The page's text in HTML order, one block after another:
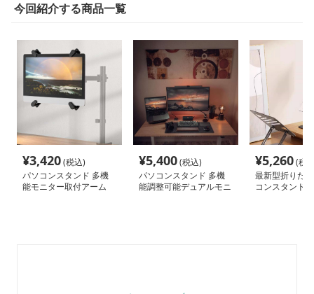
今回紹介する商品一覧
¥3,420(税込)
パソコンスタンド 多機
能モニター取付アーム
¥5,400(税込)
パソコンスタンド 多機
能調整可能デュアルモニ
¥5,260(税
最新型折りた
コンスタンド